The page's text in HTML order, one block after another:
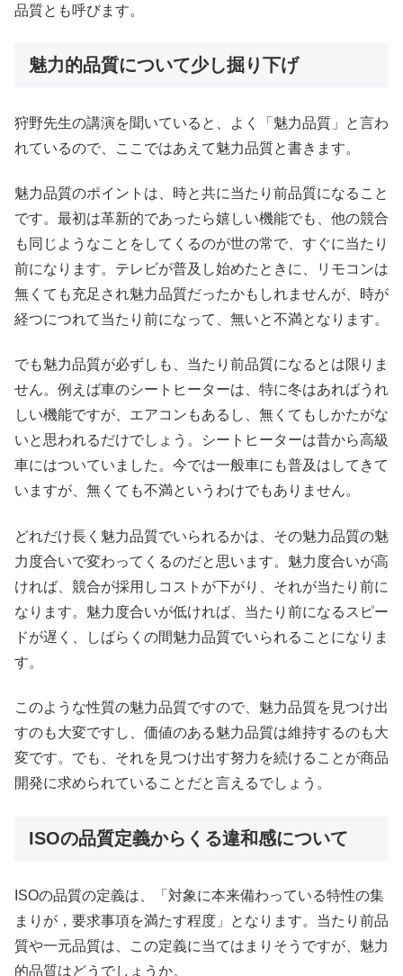
品質とも呼びます。
魅力的品質について少し掘り下げ
狩野先生の講演を聞いていると、よく「魅力品質」と言わ
れているので、ここではあえて魅力品質と書きます。
魅力品質のポイントは、時と共に当たり前品質になること
です。最初は革新的であったら嬉しい機能でも、他の競合
も同じようなことをしてくるのが世の常で、すぐに当たり
前になります。テレビが普及し始めたときに、リモコンは
無くても充足され魅力品質だったかもしれませんが、時が
経つにつれて当たり前になって、無いと不満となります。
でも魅力品質が必ずしも、当たり前品質になるとは限りま
せん。例えば車のシートヒーターは、特に冬はあればうれ
しい機能ですが、エアコンもあるし、無くてもしかたがな
いと思われるだけでしょう。シートヒーターは昔から高級
車にはついていました。今では一般車にも普及はしてきて
いますが、無くても不満というわけでもありません。
どれだけ長く魅力品質でいられるかは、その魅力品質の魅
力度合いで変わってくるのだと思います。魅力度合いが高
ければ、競合が採用しコストが下がり、それが当たり前に
なります。魅力度合いが低ければ、当たり前になるスピー
ドが遅く、しばらくの間魅力品質でいられることになりま
す。
このような性質の魅力品質ですので、魅力品質を見つけ出
すのも大変ですし、価値のある魅力品質は維持するのも大
変です。でも、それを見つけ出す努力を続けることが商品
開発に求められていることだと言えるでしょう。
ISOの品質定義からくる違和感について
ISOの品質の定義は、「対象に本来備わっている特性の集
まりが，要求事項を満たす程度」となります。当たり前品
質や一元品質は、この定義に当てはまりそうですが、魅力
的品質はどうでしょうか。